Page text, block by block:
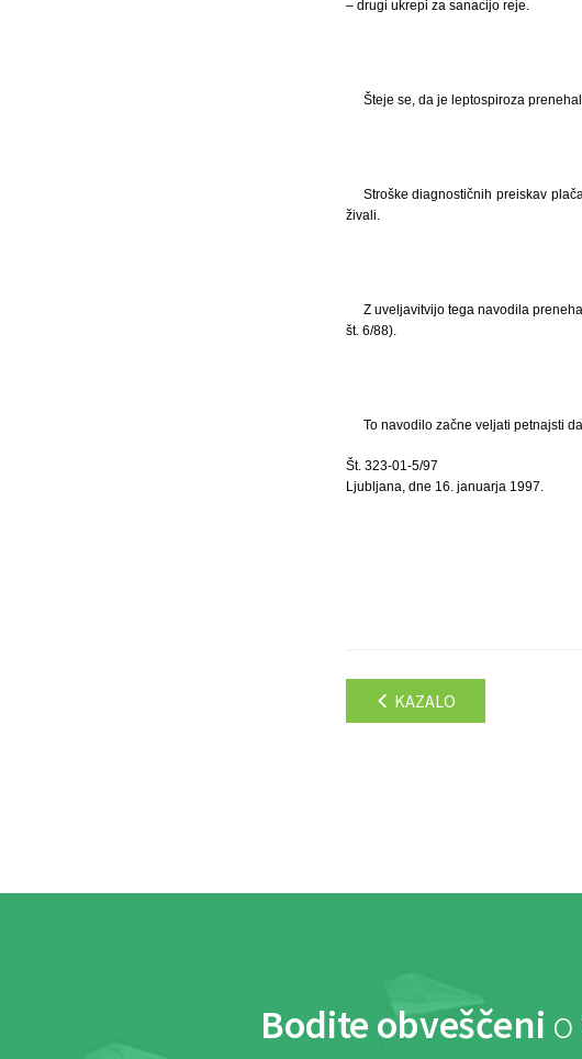
– drugi ukrepi za sanacijo reje.
Šteje se, da je leptospiroza
Stroške diagnostičnih preiskav
živali.
Z uveljavitvijo tega navodila
št. 6/88).
To navodilo začne veljati petnajsti
Št. 323-01-5/97
Ljubljana, dne 16. januarja 1997.
KAZALO
Bodite obveščeni